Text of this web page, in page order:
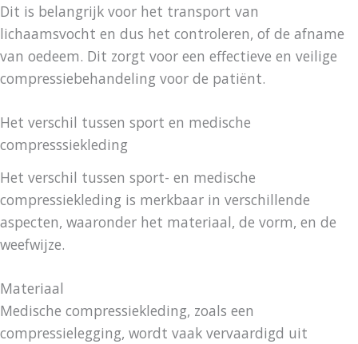
Dit is belangrijk voor het transport van
lichaamsvocht en dus het controleren, of de afname
van oedeem. Dit zorgt voor een effectieve en veilige
compressiebehandeling voor de patiënt.
Het verschil tussen sport en medische
compresssiekleding
Het verschil tussen sport- en medische
compressiekleding is merkbaar in verschillende
aspecten, waaronder het materiaal, de vorm, en de
weefwijze.
Materiaal
Medische compressiekleding, zoals een
compressielegging, wordt vaak vervaardigd uit